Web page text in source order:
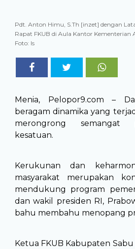
Pdt. Anton Himu, S.Th [inzet] dengan
Rapat FKUB di Aula Kantor Kementerian
Foto: Is
Menia, Pelopor9.com –
beragam dinamika yang
merongrong semangat
kesatuan.
Kerukunan dan
masyarakat merupakan
mendukung program
dan wakil presiden RI,
bahu membahu menopang
Ketua FKUB Kabupaten